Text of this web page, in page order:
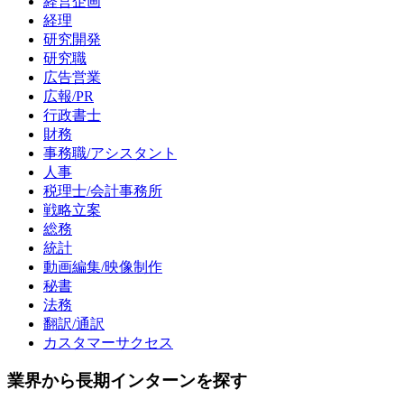
経理
研究開発
研究職
広告営業
広報/PR
行政書士
財務
事務職/アシスタント
人事
税理士/会計事務所
戦略立案
総務
統計
動画編集/映像制作
秘書
法務
翻訳/通訳
カスタマーサクセス
業界から長期インターンを探す